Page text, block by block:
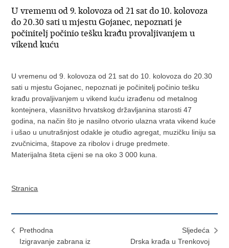
U vremenu od 9. kolovoza od 21 sat do 10. kolovoza
do 20.30 sati u mjestu Gojanec, nepoznati je
počinitelj počinio tešku krađu provaljivanjem u
vikend kuću
U vremenu od 9. kolovoza od 21 sat do 10. kolovoza do 20.30
sati u mjestu Gojanec, nepoznati je počinitelj počinio tešku
krađu provaljivanjem u vikend kuću izrađenu od metalnog
kontejnera, vlasništvo hrvatskog državljanina starosti 47
godina, na način što je nasilno otvorio ulazna vrata vikend kuće
i ušao u unutrašnjost odakle je otuđio agregat, muzičku liniju sa
zvučnicima, štapove za ribolov i druge predmete.
Materijalna šteta cijeni se na oko 3 000 kuna.
Stranica
Prethodna
Izigravanje zabrana iz
Sljedeća
Drska krađa u Trenkovoj